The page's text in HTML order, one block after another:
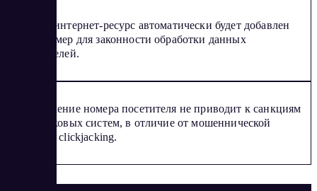
На ваш интернет-ресурс автоматически будет добавлен
дисклеймер для законности обработки данных
посетителей.
Определение номера посетителя не приводит к санкциям
от поисковых систем, в отличие от мошеннической
техники clickjacking.